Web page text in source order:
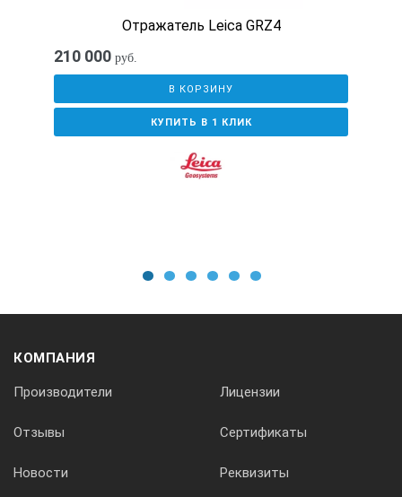
Отражатель Leica GRZ4
210 000 руб.
В КОРЗИНУ
КУПИТЬ В 1 КЛИК
КОМПАНИЯ
Производители Лицензии
Отзывы Сертификаты
Новости Реквизиты